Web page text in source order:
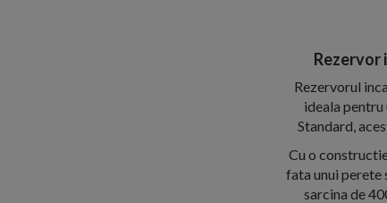
Rezervor
Rezervorul
ideala pentru
Standard,
Cu o
fata unui perete
sarcina de